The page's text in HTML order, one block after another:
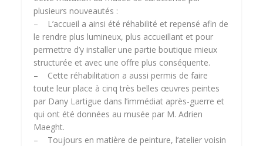
plusieurs nouveautés :
– L’accueil a ainsi été réhabilité et repensé afin de
le rendre plus lumineux, plus accueillant et pour
permettre d’y installer une partie boutique mieux
structurée et avec une offre plus conséquente.
– Cette réhabilitation a aussi permis de faire
toute leur place à cinq très belles œuvres peintes
par Dany Lartigue dans l’immédiat après-guerre et
qui ont été données au musée par M. Adrien
Maeght.
– Toujours en matière de peinture, l’atelier voisin